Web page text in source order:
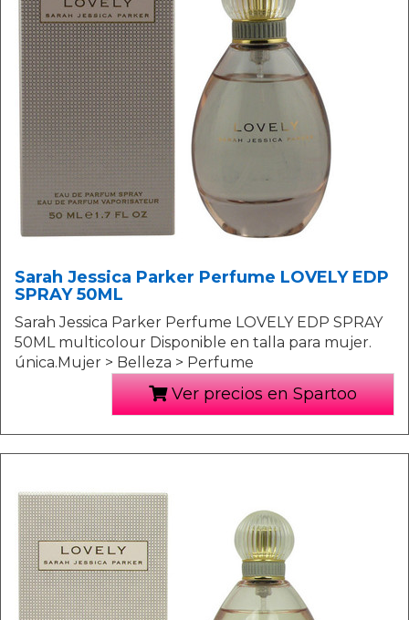
Sarah Jessica Parker Perfume LOVELY EDP
SPRAY 50ML
Sarah Jessica Parker Perfume LOVELY EDP SPRAY
50ML multicolour Disponible en talla para mujer.
única.Mujer > Belleza > Perfume
Ver precios en Spartoo